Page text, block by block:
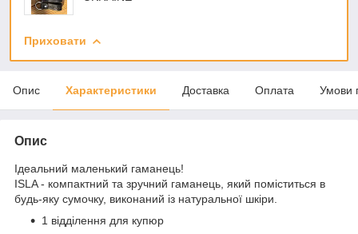
Приховати
Опис Характеристики Доставка Оплата Умови
Опис
Ідеальний маленький гаманець!
ISLA - компактний та зручний гаманець, який поміститься в
будь-яку сумочку, виконаний із натуральної шкіри.
1 відділення для купюр